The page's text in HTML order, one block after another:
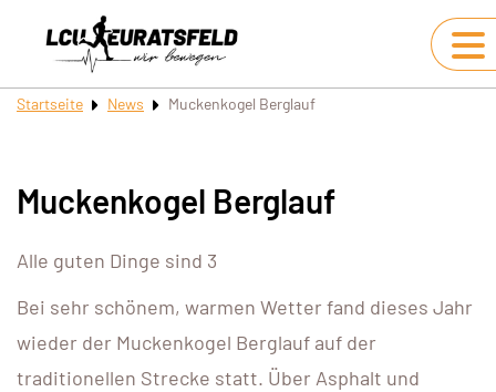
Startseite News Muckenkogel Berglauf
Muckenkogel Berglauf
Alle guten Dinge sind 3
Bei sehr schönem, warmen Wetter fand dieses Jahr
wieder der Muckenkogel Berglauf auf der
traditionellen Strecke statt. Über Asphalt und